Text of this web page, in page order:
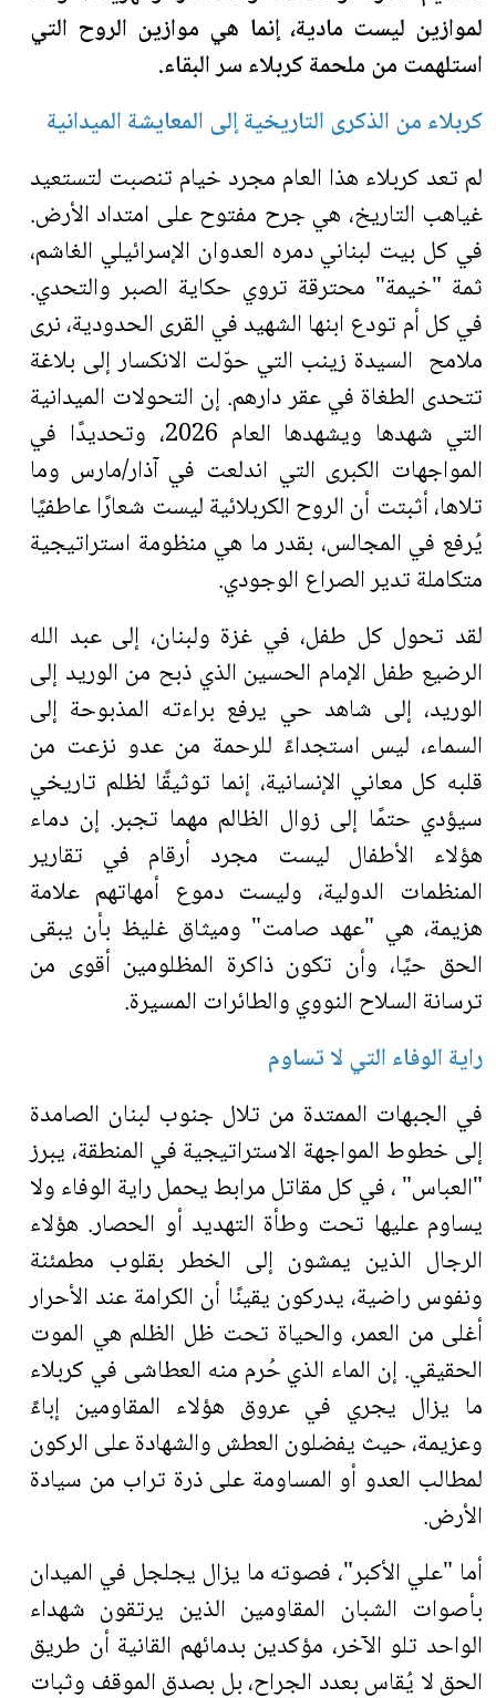
لموازين ليست مادية، إنما هي موازين الروح التي
استلهمت من ملحمة كربلاء سر البقاء.
كربلاء من الذكرى التاريخية إلى المعايشة الميدانية
لم تعد كربلاء هذا العام مجرد خيام تنصبت لتستعيد
غياهب التاريخ، هي جرح مفتوح على امتداد الأرض.
في كل بيت لبناني دمره العدوان الإسرائيلي الغاشم،
ثمة "خيمة" محترقة تروي حكاية الصبر والتحدي.
في كل أم تودع ابنها الشهيد في القرى الحدودية، نرى
ملامح السيدة زينب التي حوّلت الانكسار إلى بلاغة
تتحدى الطغاة في عقر دارهم. إن التحولات الميدانية
التي شهدها ويشهدها العام 2026، وتحديدًا في
المواجهات الكبرى التي اندلعت في آذار/مارس وما
تلاها، أثبتت أن الروح الكربلائية ليست شعارًا عاطفيًا
يُرفع في المجالس، بقدر ما هي منظومة استراتيجية
متكاملة تدير الصراع الوجودي.
لقد تحول كل طفل، في غزة ولبنان، إلى عبد الله
الرضيع طفل الإمام الحسين الذي ذبح من الوريد إلى
الوريد، إلى شاهد حي يرفع براءته المذبوحة إلى
السماء، ليس استجداءً للرحمة من عدو نزعت من
قلبه كل معاني الإنسانية، إنما توثيقًا لظلم تاريخي
سيؤدي حتمًا إلى زوال الظالم مهما تجبر. إن دماء
هؤلاء الأطفال ليست مجرد أرقام في تقارير
المنظمات الدولية، وليست دموع أمهاتهم علامة
هزيمة، هي "عهد صامت" وميثاق غليظ بأن يبقى
الحق حيًا، وأن تكون ذاكرة المظلومين أقوى من
ترسانة السلاح النووي والطائرات المسيرة.
راية الوفاء التي لا تساوم
في الجبهات الممتدة من تلال جنوب لبنان الصامدة
إلى خطوط المواجهة الاستراتيجية في المنطقة، يبرز
"العباس" ، في كل مقاتل مرابط يحمل راية الوفاء ولا
يساوم عليها تحت وطأة التهديد أو الحصار. هؤلاء
الرجال الذين يمشون إلى الخطر بقلوب مطمئنة
ونفوس راضية، يدركون يقينًا أن الكرامة عند الأحرار
أغلى من العمر، والحياة تحت ظل الظلم هي الموت
الحقيقي. إن الماء الذي حُرم منه العطاشى في كربلاء
ما يزال يجري في عروق هؤلاء المقاومين إباءً
وعزيمة، حيث يفضلون العطش والشهادة على الركون
لمطالب العدو أو المساومة على ذرة تراب من سيادة
الأرض.
أما "علي الأكبر"، فصوته ما يزال يجلجل في الميدان
بأصوات الشبان المقاومين الذين يرتقون شهداء
الواحد تلو الآخر، مؤكدين بدمائهم القانية أن طريق
الحق لا يُقاس بعدد الجراح، بل بصدق الموقف وثبات